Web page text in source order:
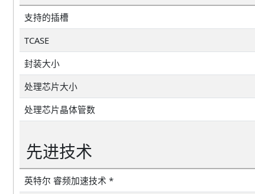
支持的插槽
TCASE
封装大小
处理芯片大小
处理芯片晶体管数
先进技术
英特尔 睿频加速技术 *